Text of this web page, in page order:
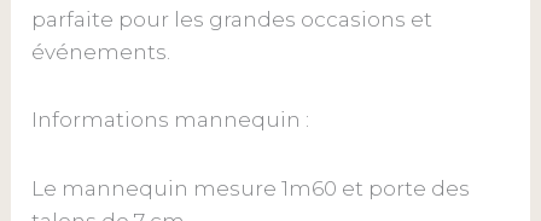
parfaite pour les grandes occasions et
événements.
Informations mannequin :
Le mannequin mesure 1m60 et porte des